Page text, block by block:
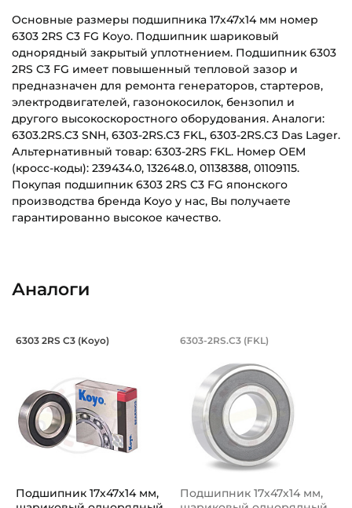
Основные размеры подшипника 17х47х14 мм номер
6303 2RS C3 FG Koyo. Подшипник шариковый
однорядный закрытый уплотнением. Подшипник 6303
2RS C3 FG имеет повышенный тепловой зазор и
предназначен для ремонта генераторов, стартеров,
электродвигателей, газонокосилок, бензопил и
другого высокоскоростного оборудования. Аналоги:
6303.2RS.C3 SNH, 6303-2RS.C3 FKL, 6303-2RS.C3 Das Lager.
Альтернативный товар: 6303-2RS FKL. Номер OEM
(кросс-коды): 239434.0, 132648.0, 01138388, 01109115.
Покупая подшипник 6303 2RS C3 FG японского
производства бренда Koyo у нас, Вы получаете
гарантированно высокое качество.
Наружный диаметр (D):
Ширина внутреннего кольца (B):
Ширина наружного кольца (С):
14 мм
Тип посадочного отверстия на вал:
Тип наружного кольца:
Категория:
Аналоги
Подшипник 17х47х14 мм, шариковый
6303 2RS C3 (Koyo)
Подшипник 17х47х14 мм,
Подшипник
6303-2RS.C3 (FKL)
Подшипник 17х47х14 мм,